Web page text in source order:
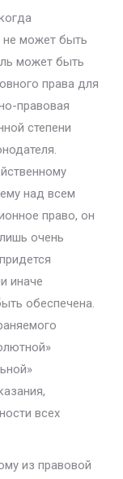
не может быть
может быть
права для
правовая
степени
над всем
право, он
очень
иначе
обеспечена.
всех
из правовой